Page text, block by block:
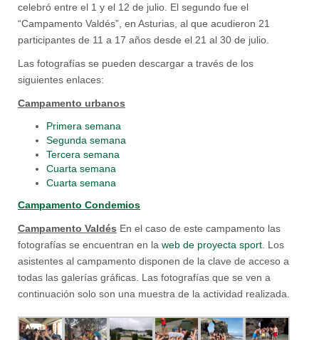
celebró entre el 1 y el 12 de julio. El segundo fue el
“Campamento Valdés”, en Asturias, al que acudieron 21
participantes de 11 a 17 años desde el 21 al 30 de julio.
Las fotografías se pueden descargar a través de los
siguientes enlaces:
Campamento urbanos
Primera semana
Segunda semana
Tercera semana
Cuarta semana
Cuarta semana
Campamento Condemios
Campamento Valdés En el caso de este campamento las
fotografías se encuentran en la web de proyecta sport . Los
asistentes al campamento disponen de la clave de acceso a
todas las galerías gráficas. Las fotografías que se ven a
continuación solo son una muestra de la actividad realizada.